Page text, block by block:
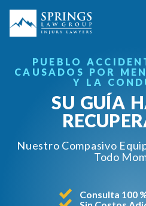
PUEBLO
CAUSADOS POR
Y LA
SU GUÍA
Nuestro Compasivo
Todo
Consulta 100